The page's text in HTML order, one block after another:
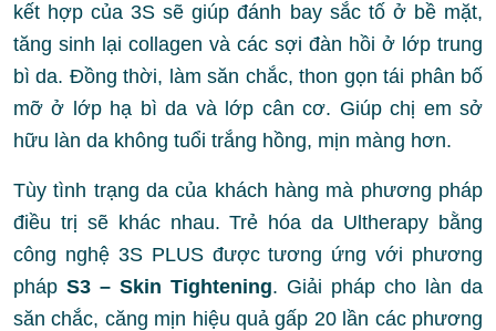
kết hợp của 3S sẽ giúp đánh bay sắc tố ở bề mặt,
tăng sinh lại collagen và các sợi đàn hồi ở lớp trung
bì da. Đồng thời, làm săn chắc, thon gọn tái phân bố
mỡ ở lớp hạ bì da và lớp cân cơ. Giúp chị em sở
hữu làn da không tuổi trắng hồng, mịn màng hơn.
Tùy tình trạng da của khách hàng mà phương pháp
điều trị sẽ khác nhau. Trẻ hóa da Ultherapy bằng
công nghệ 3S PLUS được tương ứng với phương
pháp S3 – Skin Tightening. Giải pháp cho làn da
săn chắc, căng mịn hiệu quả gấp 20 lần các phương